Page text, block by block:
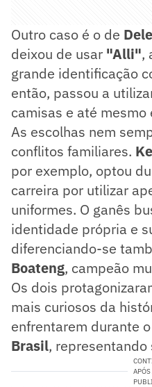
Outro caso é o de Dele
deixou de usar "Alli",
grande identificação
então, passou a
camisas e até
As escolhas nem
conflitos familiares.
por exemplo, optou
carreira por utilizar
uniformes. O ganês
identidade própria e
diferenciando-se
Boateng, campeão
Os dois
mais curiosos da
enfrentarem durante o
Brasil,
APÓS